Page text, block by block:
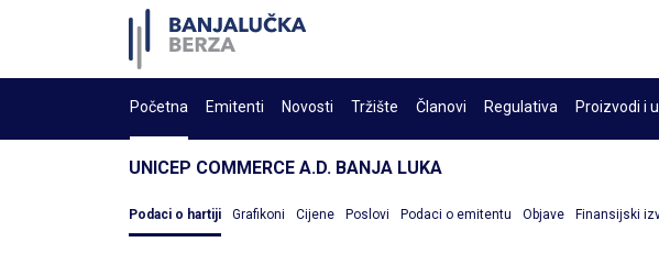
Početna Emitenti Novosti Tržište Članovi Regulativa Proizvodi i
UNICEP COMMERCE A.D. BANJA LUKA
Podaci o hartiji Grafikoni Cijene Poslovi Podaci o emitentu Objave Finansijski